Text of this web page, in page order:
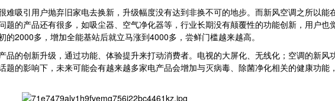
吸引用户抛弃旧家电去换新，升级幅度没有达到非换不可的地步。而新风空调之所以能
的产品还有很多，如吸尘器、空气净化器等，行业长期没有颠覆性的功能创新，用户也
2000多，增加全能基站后就立马涨到4000多，尝鲜门槛越来越高。
的创新升级，通过功能、体验提升来打动消费者。电视的大屏化、无线化；空调的新风
的影响下，未来可能会有越来越多家电产品会增加与灭病毒、除菌净化相关的健康功能